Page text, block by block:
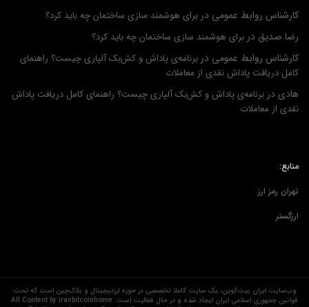
کارشناس روابط عمومی در برای هوشمند سازی ساختمان چه باید کرد؟
رضا صدیق در برای هوشمند سازی ساختمان چه باید کرد؟
کارشناس روابط عمومی در برنامه‌ی پاداش و کش‌بک آلپاری چیست؟ راهنمای
کامل دریافت پاداش نقدی از معاملات
هادی در برنامه‌ی پاداش و کش‌بک آلپاری چیست؟ راهنمای کامل دریافت پاداش
نقدی از معاملات
منابع:
تهران رمز ارز
ارزگستر
وب‌سایت ایران بیت‌کوین، یک سایت کاملا تخصصی در حوزه ارزدیجیتال و بلاک‌چین است که تحت
قوانین جمهوری اسلامی ایران ایجاد شده و در حال فعالیت است. All Content by iranbitcoinhome